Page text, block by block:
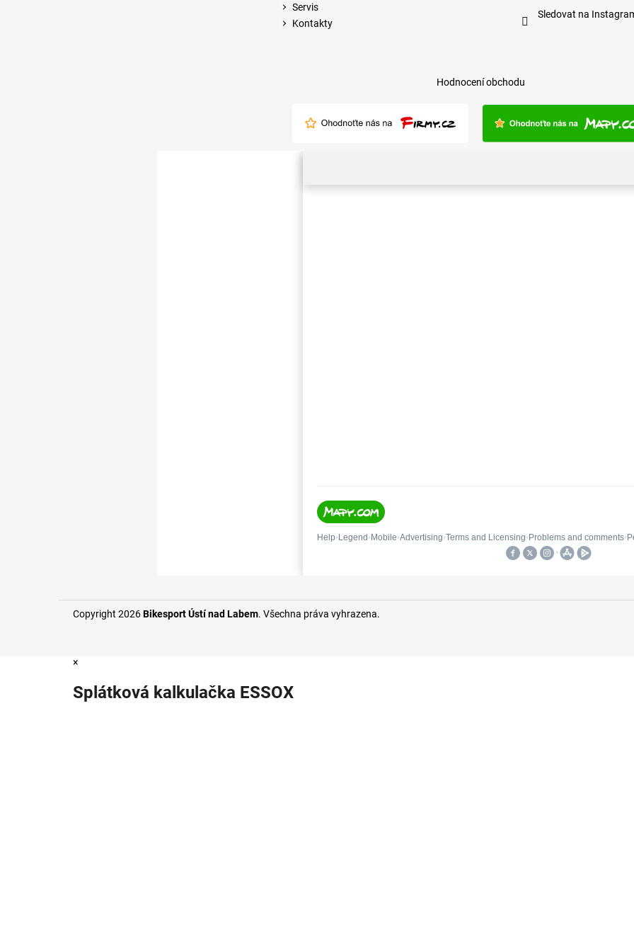
Servis
Kontakty
Sledovat na
Hodnocení obchodu
Copyright 2026Bikesport Ústí nad Labem. Všechna práva vyhrazena.
×
Splátková kalkulačka ESSOX